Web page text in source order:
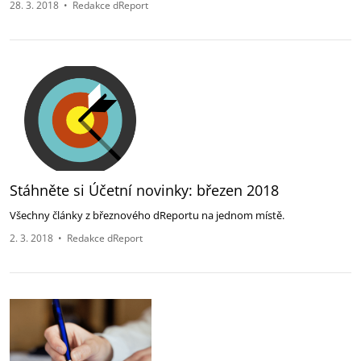
28. 3. 2018 • Redakce dReport
Stáhněte si Účetní novinky: březen 2018
Všechny články z březnového dReportu na jednom místě.
2. 3. 2018 • Redakce dReport